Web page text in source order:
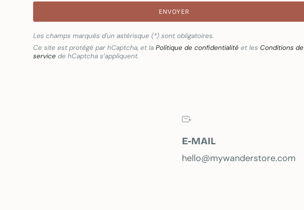
ENVOYER
Les champs marqués d'un astérisque (*) sont obligatoires.
Ce site est protégé par hCaptcha, et la Politique de confidentialité et les Conditions de
service de hCaptcha s’appliquent.
E-MAIL
hello@mywanderstore.com